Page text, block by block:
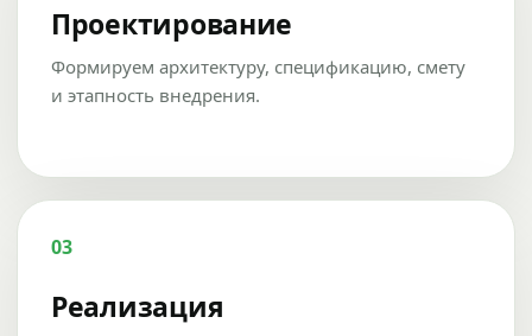
Проектирование
Формируем архитектуру, спецификацию, смету
и этапность внедрения.
03
Реализация